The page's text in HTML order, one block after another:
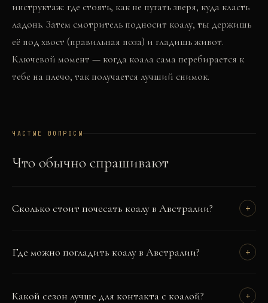
инструктаж: где стоять, как не пугать зверя, куда класть
ладонь. Затем смотритель подносит коалу, ты держишь
её под хвост (правильная поза) и гладишь живот.
Ключевой момент — когда коала сама перебирается к
тебе на плечо, так получается лучший снимок.
ЧАСТЫЕ ВОПРОСЫ
Что обычно спрашивают
Сколько стоит почесать коалу в Австралии? +
Где можно погладить коалу в Австралии? +
Какой сезон лучше для контакта с коалой? +